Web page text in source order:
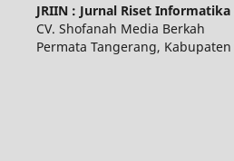
JRIIN : Jurnal Riset
CV. Shofanah Media Berkah
Permata Tangerang,